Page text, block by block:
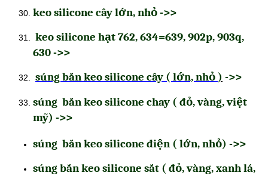
keo silicone cây lớn, nhỏ->>
keo silicone hạt 762, 634=639, 902p, 903q,
630->>
súng bắn keo silicone cây ( lớn, nhỏ) ->>
súng bắn keo silicone chay ( đỏ, vàng, việt
mỹ) ->>
súng bắn keo silicone điện ( lớn, nhỏ) ->>
súng bắn keo silicone sắt ( đỏ, vàng, xanh lá,